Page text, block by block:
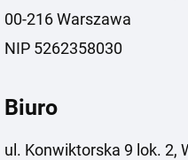
00-216 Warszawa
NIP 5262358030
Biuro
ul. Konwiktorska 9 lok. 2,